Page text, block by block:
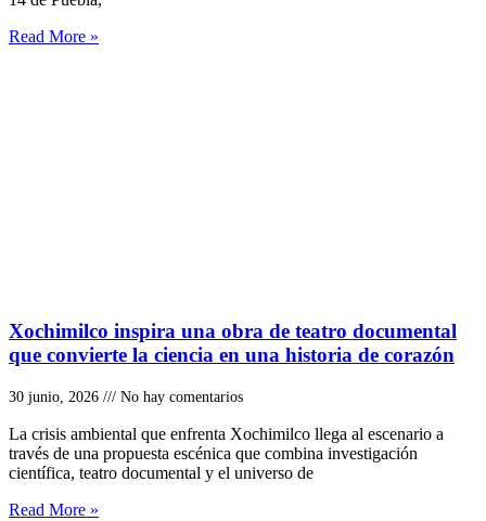
Read More »
Xochimilco inspira una obra de teatro documental
que convierte la ciencia en una historia de corazón
30 junio, 2026 No hay comentarios
La crisis ambiental que enfrenta Xochimilco llega al escenario a
través de una propuesta escénica que combina investigación
científica, teatro documental y el universo de
Read More »